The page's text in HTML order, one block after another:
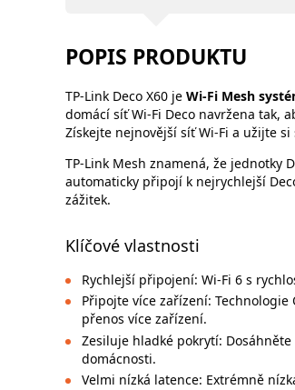
POPIS PRODUKTU
TP-Link Deco X60 je Wi-Fi Mesh
domácí síť Wi-Fi Deco navržena tak,
Získejte nejnovější síť Wi-Fi a užijte
TP-Link Mesh znamená, že jednotky
automaticky připojí k nejrychlejší
zážitek.
Klíčové vlastnosti
Rychlejší připojení: Wi-Fi 6 s
Připojte více zařízení:
přenos více zařízení.
Zesiluje hladké pokrytí:
domácnosti.
Velmi nízká latence: Extrémně